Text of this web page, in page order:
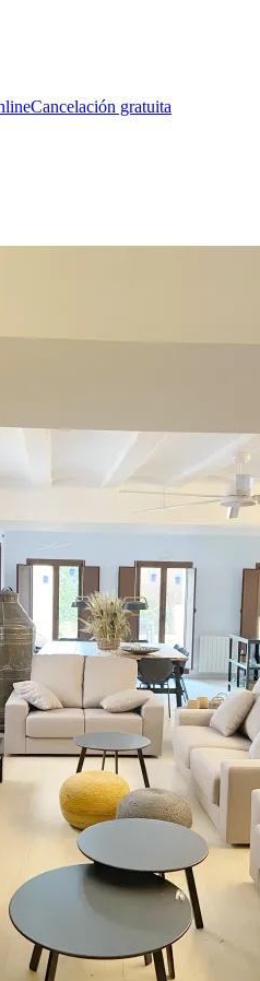
Cancelación gratuita